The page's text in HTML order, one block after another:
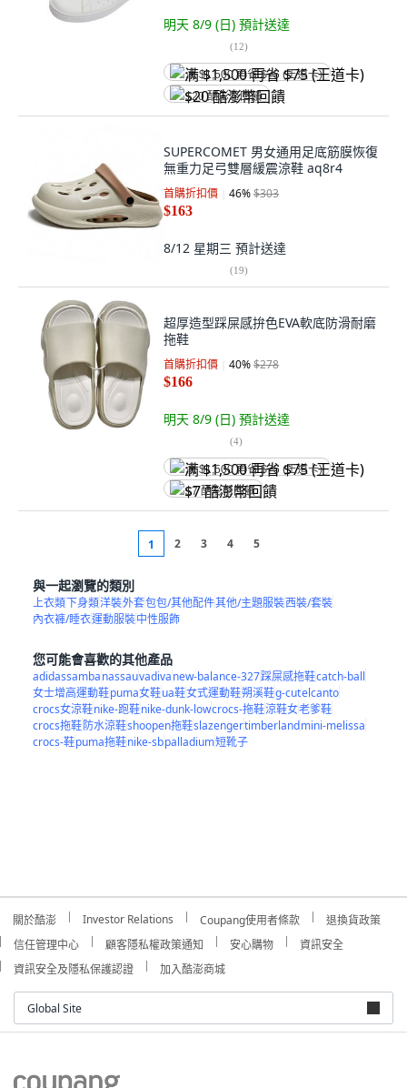
明天 8/9 (日) 預計送達
(12)
满 $1,500 再省 $75 (王道卡)
$20 酷澎幣回饋
SUPERCOMET 男女通用足底筋膜恢復
無重力足弓雙層緩震涼鞋 aq8r4
首購折扣價 46%$303
$163
8/12 星期三 預計送達
(19)
超厚造型踩屎感拚色EVA軟底防滑耐磨
拖鞋
首購折扣價 40%$278
$166
明天 8/9 (日) 預計送達
(4)
满 $1,500 再省 $75 (王道卡)
$7 酷澎幣回饋
1 2 3 4 5
與一起瀏覽的類別
上衣類下身類洋裝外套包包/其他配件其他/主題服裝西裝/套裝
內衣褲/睡衣運動服裝中性服飾
您可能會喜歡的其他產品
adidassambanassauvadivanew-balance-327踩屎感拖鞋catch-ball
女士增高運動鞋puma女鞋ua鞋女式運動鞋朔溪鞋g-cutelcanto
crocs女涼鞋nike-跑鞋nike-dunk-lowcrocs-拖鞋涼鞋女老爹鞋
crocs拖鞋防水涼鞋shoopen拖鞋slazengertimberlandmini-melissa
crocs-鞋puma拖鞋nike-sbpalladium短靴子
關於酷澎 Investor Relations Coupang使用者條款
退換貨政策
信任管理中心
顧客隱私權政策通知 安心購物
資訊安全
資訊安全及隱私保護認證
加入酷澎商城
Global Site